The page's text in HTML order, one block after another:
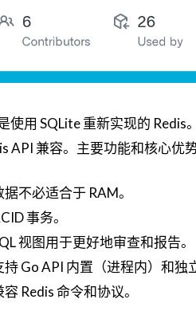
使用 SQLite 重新实现的 Redis
API 兼容。主要功能和核心优势
据不必适合于 RAM。
事务。
视图用于更好地审查和报告。
持 Go API 内置（进程内）和独
容 Redis 命令和协议。